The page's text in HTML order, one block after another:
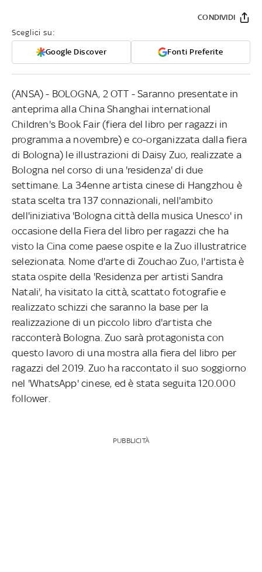
Sceglici su:
Google Discover Fonti Preferite
CONDIVIDI
(ANSA) - BOLOGNA, 2 OTT - Saranno presentate in
anteprima alla China Shanghai international
Children's Book Fair (fiera del libro per ragazzi in
programma a novembre) e co-organizzata dalla fiera
di Bologna) le illustrazioni di Daisy Zuo, realizzate a
Bologna nel corso di una 'residenza' di due
settimane. La 34enne artista cinese di Hangzhou è
stata scelta tra 137 connazionali, nell'ambito
dell'iniziativa 'Bologna città della musica Unesco' in
occasione della Fiera del libro per ragazzi che ha
visto la Cina come paese ospite e la Zuo illustratrice
selezionata. Nome d'arte di Zouchao Zuo, l'artista è
stata ospite della 'Residenza per artisti Sandra
Natali', ha visitato la città, scattato fotografie e
realizzato schizzi che saranno la base per la
realizzazione di un piccolo libro d'artista che
racconterà Bologna. Zuo sarà protagonista con
questo lavoro di una mostra alla fiera del libro per
ragazzi del 2019. Zuo ha raccontato il suo soggiorno
nel 'WhatsApp' cinese, ed è stata seguita 120.000
follower.
PUBBLICITÀ